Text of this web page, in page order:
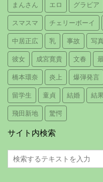
まんさん エロ グラビア
スマスマ チェリーボーイ
中居正広 乳 事故 写真
彼女 成宮寛貴 文春
橋本環奈 炎上 爆弾発言
留学生 童貞 結婚 結果
飛田新地 驚愕
サイト内検索